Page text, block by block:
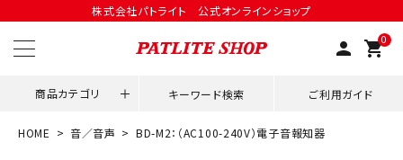
株式会社パトライト 公式オンラインショップ
person 0
shopping_cart
商品カテゴリ キーワード検索 ご利用ガイド
HOME 音／音声 BD-M2：（AC100-240V）電子音報知器